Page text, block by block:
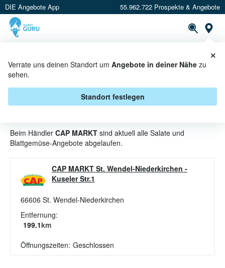
DIE Angebote App 55.962.722 Prospekte & Angebote
Verrate uns deinen Standort um Angebote in deiner Nähe zu
sehen.
Standort festlegen
×
SALATE UND BLATTGEMÜSE
ANGEBOTE & AKTIONEN BEI CAP
MARKT
Beim Händler CAP MARKT sind aktuell alle Salate und
Blattgemüse-Angebote abgelaufen.
CAP MARKT St. Wendel-Niederkirchen -
Kuseler Str.1
66606 St. Wendel-Niederkirchen
Entfernung:
199.1km
Öffnungszeiten: Geschlossen